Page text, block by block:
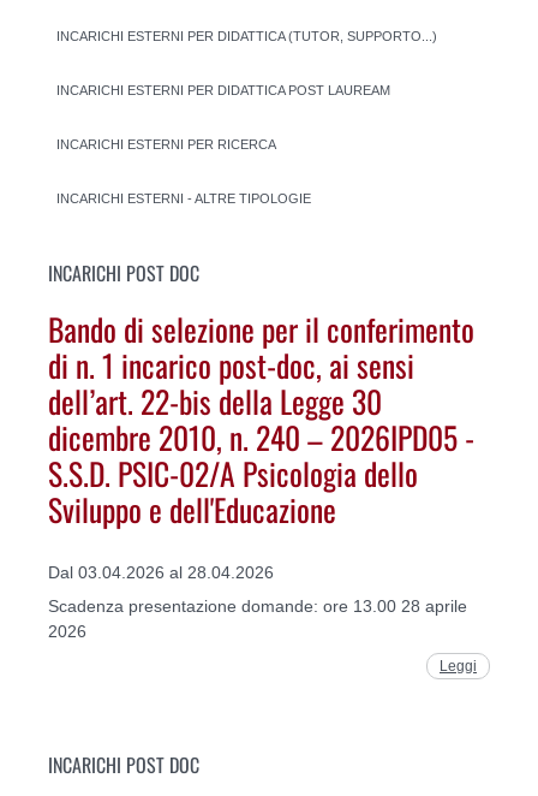
INCARICHI ESTERNI PER DIDATTICA (TUTOR, SUPPORTO...)
INCARICHI ESTERNI PER DIDATTICA POST LAUREAM
INCARICHI ESTERNI PER RICERCA
INCARICHI ESTERNI - ALTRE TIPOLOGIE
INCARICHI POST DOC
Bando di selezione per il conferimento
di n. 1 incarico post-doc, ai sensi
dell’art. 22-bis della Legge 30
dicembre 2010, n. 240 – 2026IPD05 -
S.S.D. PSIC-02/A Psicologia dello
Sviluppo e dell'Educazione
Dal 03.04.2026 al 28.04.2026
Scadenza presentazione domande: ore 13.00 28 aprile
2026
Leggi
INCARICHI POST DOC